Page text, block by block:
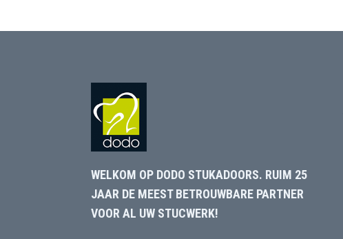
WELKOM OP DODO STUKADOORS. RUIM 25
JAAR DE MEEST BETROUWBARE PARTNER
VOOR AL UW STUCWERK!